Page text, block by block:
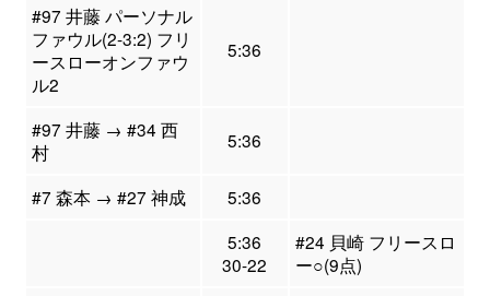
#97 井藤 パーソナル
ファウル(2-3:2) フリ
ースローオンファウ
ル2
5:36
#97 井藤 → #34 西
村
5:36
#7 森本 → #27 神成
5:36
5:36
30-22
#24 貝崎 フリースロ
ー○(9点)